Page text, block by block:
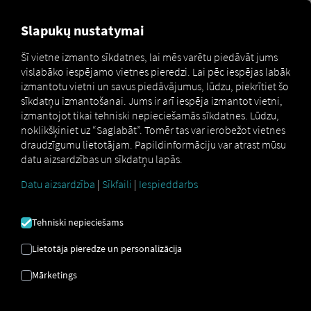
Marketplace Connectors Tacho Online Connect
TACHO ONLINE
SAVIENOJUMA IZVEIDE
Ārēja pakalpojumu sniedzēja
integrācija
Vai jūs jau izmantojat
Slapukų nustatymai
Šī vietne izmanto sīkdatnes, lai mēs varētu piedāvāt jums
vislabāko iespējamo vietnes pieredzi. Lai pēc iespējas labāk
izmantotu vietni un savus piedāvājumus, lūdzu, piekrītiet šo
sīkdatņu izmantošanai. Jums ir arī iespēja izmantot vietni,
izmantojot tikai tehniski nepieciešamās sīkdatnes. Lūdzu,
noklikšķiniet uz “Saglabāt”. Tomēr tas var ierobežot vietnes
draudzīgumu lietotājam. Papildinformāciju var atrast mūsu
datu aizsardzības un sīkdatņu lapās.
Datu aizsardzība | Sīkfaili | Iespieddarbs
Tehniski nepieciešams
Lietotāja pieredze un personalizācija
Mārketings